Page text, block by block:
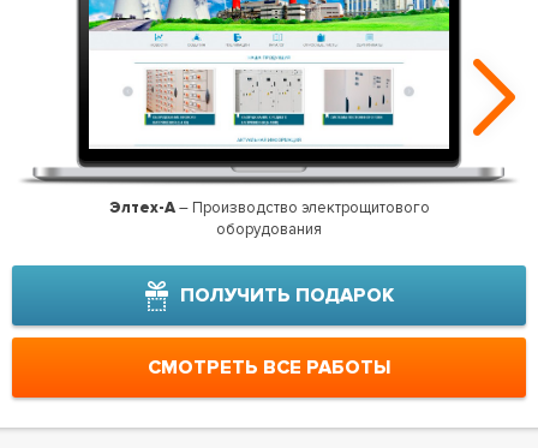
Элтех-А– Производство электрощитового
оборудования
ПОЛУЧИТЬ ПОДАРОК
СМОТРЕТЬ ВСЕ РАБОТЫ